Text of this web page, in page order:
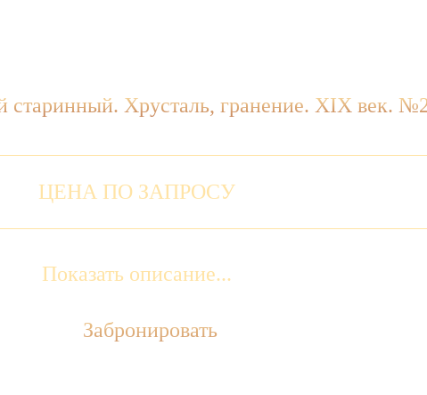
Хрусталь, гранение. ХIХ век.
ЦЕНА ПО ЗАПРОСУ
Показать описание...
Забронировать